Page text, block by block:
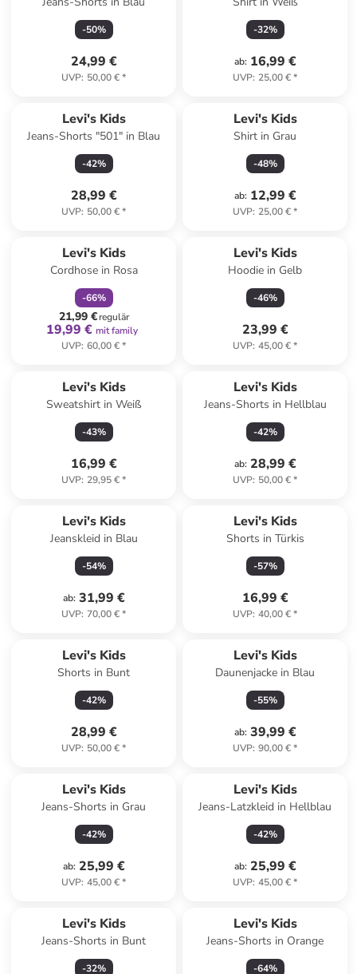
-50%
24,99 €
UVP: 50,00 €*
-32%
ab: 16,99 €
UVP: 25,00 €*
Levi's Kids
Jeans-Shorts "501" in Blau
-42%
28,99 €
UVP: 50,00 €*
Levi's Kids
Shirt in Grau
-48%
ab: 12,99 €
UVP: 25,00 €*
Levi's Kids
Cordhose in Rosa
-66%
21,99 €regulär
19,99 € mit family
UVP: 60,00 €*
Levi's Kids
Hoodie in Gelb
-46%
23,99 €
UVP: 45,00 €*
Levi's Kids
Sweatshirt in Weiß
-43%
16,99 €
UVP: 29,95 €*
Levi's Kids
Jeans-Shorts in Hellblau
-42%
ab: 28,99 €
UVP: 50,00 €*
Levi's Kids
Jeanskleid in Blau
-54%
ab: 31,99 €
UVP: 70,00 €*
Levi's Kids
Shorts in Türkis
-57%
16,99 €
UVP: 40,00 €*
Levi's Kids
Shorts in Bunt
-42%
28,99 €
UVP: 50,00 €*
Levi's Kids
Daunenjacke in Blau
-55%
ab: 39,99 €
UVP: 90,00 €*
Levi's Kids
Jeans-Shorts in Grau
-42%
ab: 25,99 €
UVP: 45,00 €*
Levi's Kids
Jeans-Latzkleid in Hellblau
-42%
ab: 25,99 €
UVP: 45,00 €*
Levi's Kids
Jeans-Shorts in Bunt
-32%
Levi's Kids
Jeans-Shorts in Orange
-64%